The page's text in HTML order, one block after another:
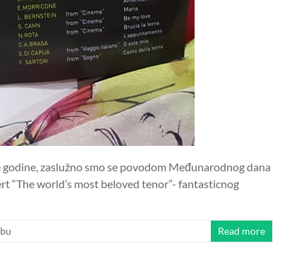
zaslužno smo se povodom Međunarodnog dana
“The world’s most beloved tenor”- fantasticnog
Read more